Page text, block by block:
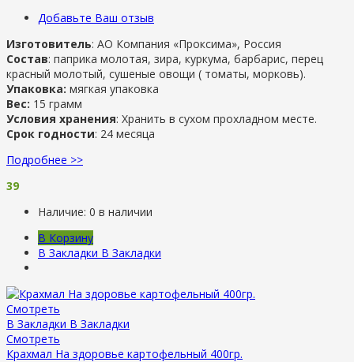
Добавьте Ваш отзыв
Изготовитель: АО Компания «Проксима», Россия
Состав: паприка молотая, зира, куркума, барбарис, перец
красный молотый, сушеные овощи ( томаты, морковь).
Упаковка: мягкая упаковка
Вес: 15 грамм
Условия хранения: Хранить в сухом прохладном месте.
Срок годности: 24 месяца
Подробнее >>
39
Наличие: 0 в наличии
В Корзину
В Закладки В Закладки
Смотреть
В Закладки В Закладки
Смотреть
Крахмал На здоровье картофельный 400гр.